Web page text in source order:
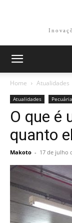
Home Atualidades
Atualidades Pecuária
O que é
quanto
Makoto - 17 de julho